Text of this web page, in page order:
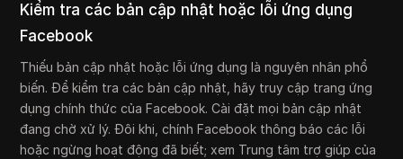
Kiểm tra các bản cập nhật hoặc lỗi ứng dụng
Facebook
Thiếu bản cập nhật hoặc lỗi ứng dụng là nguyên nhân phổ
biến. Để kiểm tra các bản cập nhật, hãy truy cập trang ứng
dụng chính thức của Facebook. Cài đặt mọi bản cập nhật
đang chờ xử lý. Đôi khi, chính Facebook thông báo các lỗi
hoặc ngừng hoạt động đã biết; xem Trung tâm trợ giúp của